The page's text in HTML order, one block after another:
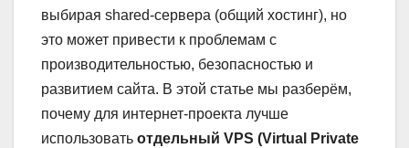
выбирая shared-сервера (общий хостинг), но
это может привести к проблемам с
производительностью, безопасностью и
развитием сайта. В этой статье мы разберём,
почему для интернет-проекта лучше
использовать отдельный VPS (Virtual Private